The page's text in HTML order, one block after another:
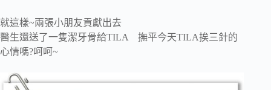
就這樣~兩張小朋友貢獻出去
醫生還送了一隻潔牙骨給TILA 撫平今天TILA挨三針的
心情嗎?呵呵~